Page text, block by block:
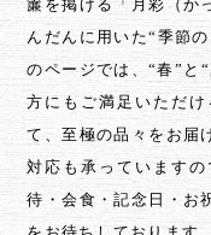
簾を掲げる「月彩（か
んだんに用いた“季節
のページでは、“春”と
方にもご満足いただ
て、至極の品々をお届
対応も承っています
待・会食・記念日・お